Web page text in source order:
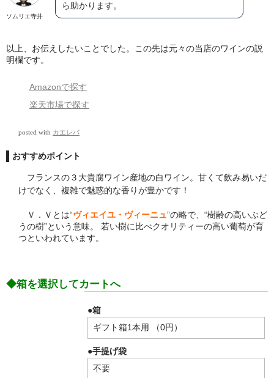
ソムリエ寺井
ら助かります。
以上、お伝えしたいことでした。この先は元々の当店のワインの説
明欄です。
Amazonで探す
楽天市場で探す
posted with カエレバ
おすすめポイント
フランスの３大貴腐ワイン産地の白ワイン。甘くて飲み易いだ
けでなく、複雑で魅惑的な香りが豊かです！
Ｖ．Ｖとは“ヴィエイユ・ヴィーニュ”の略で、“樹齢の高いぶど
うの樹”という意味。 若い樹に比べクオリティーの高い葡萄が育
つといわれています。
◆箱を選択してカートへ
●箱
●手提げ袋